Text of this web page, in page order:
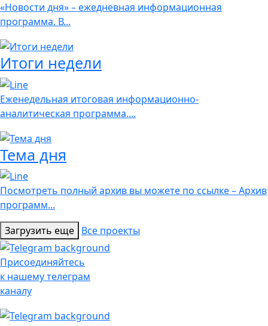
«Новости дня» – ежедневная информационная
программа. В...
Итоги недели
Еженедельная итоговая информационно-
аналитическая программа....
Тема дня
Посмотреть полный архив вы можете по ссылке – Архив
программ...
Загрузить еще Все проекты
Присоединяйтесь
к нашему телеграм
каналу